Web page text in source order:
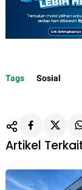
Tags Sosial
Artikel